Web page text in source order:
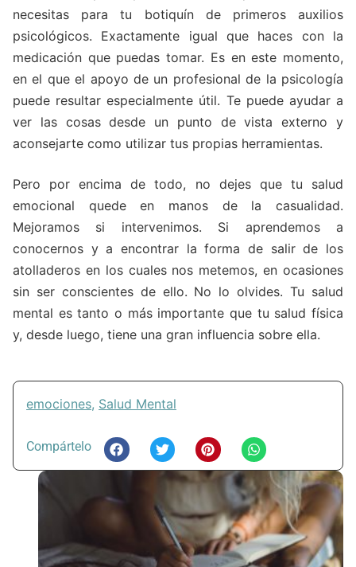
necesitas para tu botiquín de primeros auxilios
psicológicos. Exactamente igual que haces con la
medicación que puedas tomar. Es en este momento,
en el que el apoyo de un profesional de la psicología
puede resultar especialmente útil. Te puede ayudar a
ver las cosas desde un punto de vista externo y
aconsejarte como utilizar tus propias herramientas.
Pero por encima de todo, no dejes que tu salud
emocional quede en manos de la casualidad.
Mejoramos si intervenimos. Si aprendemos a
conocernos y a encontrar la forma de salir de los
atolladeros en los cuales nos metemos, en ocasiones
sin ser conscientes de ello. No lo olvides. Tu salud
mental es tanto o más importante que tu salud física
y, desde luego, tiene una gran influencia sobre ella.
emociones, Salud Mental
Compártelo